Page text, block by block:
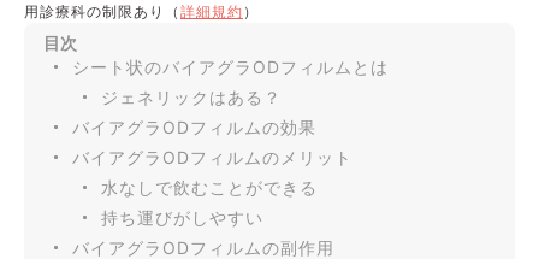
用診療科の制限あり（ 詳細規約 ）
目次
シート状のバイアグラODフィルムとは
ジェネリックはある？
バイアグラODフィルムの効果
バイアグラODフィルムのメリット
水なしで飲むことができる
持ち運びがしやすい
バイアグラODフィルムの副作用